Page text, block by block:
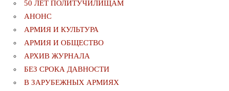
50 ЛЕТ ПОЛИТУЧИЛИЩАМ
АНОНС
АРМИЯ И КУЛЬТУРА
АРМИЯ И ОБЩЕСТВО
АРХИВ ЖУРНАЛА
БЕЗ СРОКА ДАВНОСТИ
В ЗАРУБЕЖНЫХ АРМИЯХ